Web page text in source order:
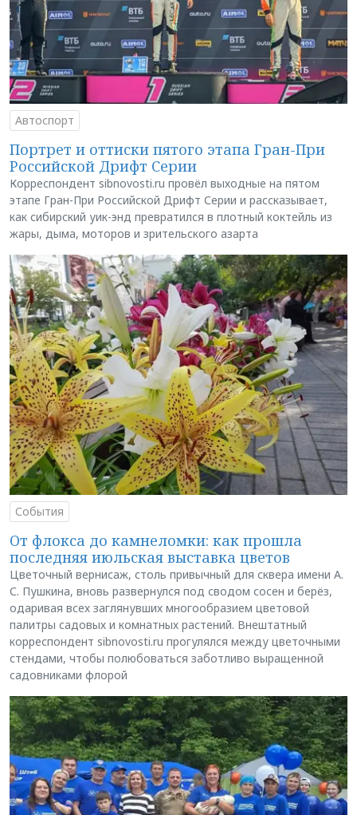
Автоспорт
Портрет и оттиски пятого этапа Гран-При
Российской Дрифт Серии
Корреспондент sibnovosti.ru провёл выходные на пятом
этапе Гран-При Российской Дрифт Серии и рассказывает,
как сибирский уик-энд превратился в плотный коктейль из
жары, дыма, моторов и зрительского азарта
События
От флокса до камнеломки: как прошла
последняя июльская выставка цветов
Цветочный вернисаж, столь привычный для сквера имени А.
С. Пушкина, вновь развернулся под сводом сосен и берёз,
одаривая всех заглянувших многообразием цветовой
палитры садовых и комнатных растений. Внештатный
корреспондент sibnovosti.ru прогулялся между цветочными
стендами, чтобы полюбоваться заботливо выращенной
садовниками флорой